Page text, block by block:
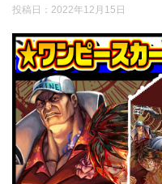
投稿日： 2022年12月15日